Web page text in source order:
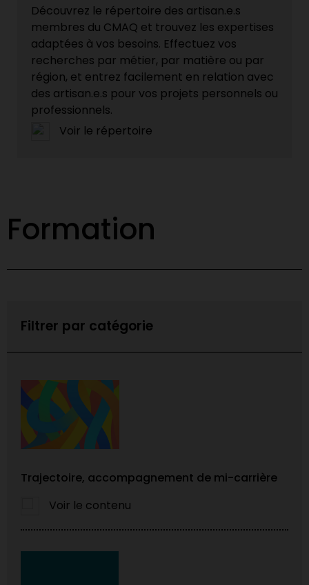
Découvrez le répertoire des artisan.e.s
membres du CMAQ et trouvez les expertises
adaptées à vos besoins. Effectuez vos
recherches par métier, par matière ou par
région, et entrez facilement en relation avec
des artisan.e.s pour vos projets personnels ou
professionnels.
Voir le répertoire
Formation
Filtrer par catégorie
Trajectoire, accompagnement de mi-carrière
Voir le contenu